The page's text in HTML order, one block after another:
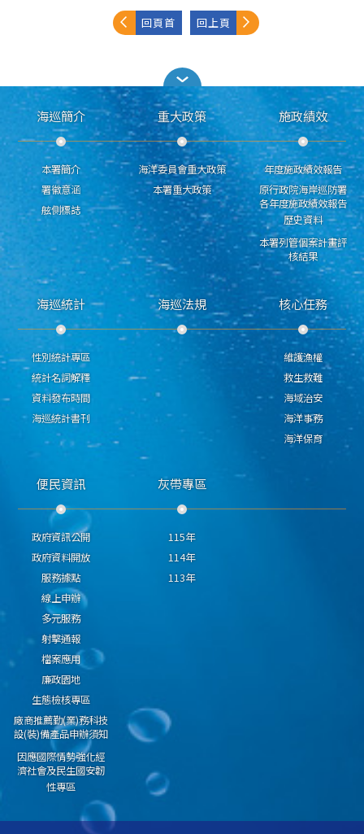
回頁首 回上頁
海巡簡介
本署簡介
署徽意涵
舷側標誌
重大政策
海洋委員會重大政策
本署重大政策
施政績效
年度施政績效報告
原行政院海岸巡防署
各年度施政績效報告
歷史資料
本署列管個案計畫評
核結果
海巡統計
性別統計專區
統計名詞解釋
資料發布時間
海巡統計書刊
海巡法規 核心任務
維護漁權
救生救難
海域治安
海洋事務
海洋保育
便民資訊
政府資訊公開
政府資料開放
服務據點
線上申辦
多元服務
射擊通報
檔案應用
廉政園地
生態檢核專區
廠商推薦勤(業)務科技
設(裝)備產品申辦須知
因應國際情勢強化經
濟社會及民生國安韌
性專區
灰帶專區
115年
114年
113年